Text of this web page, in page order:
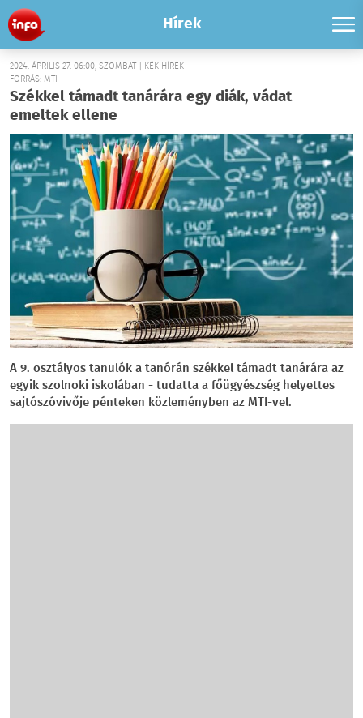
Hírek
2024. ÁPRILIS 27. 06:00, SZOMBAT | KÉK HÍREK
FORRÁS: MTI
Székkel támadt tanárára egy diák, vádat
emeltek ellene
A 9. osztályos tanulók a tanórán székkel támadt tanárára az
egyik szolnoki iskolában - tudatta a főügyészség helyettes
sajtószóvivője pénteken közleményben az MTI-vel.